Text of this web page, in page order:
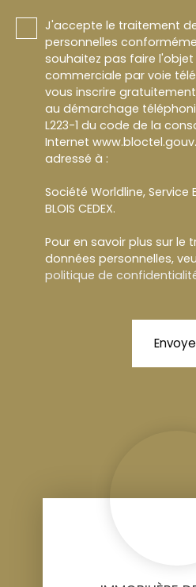
J'accepte le traitement
personnelles
souhaitez pas faire
commerciale par voie
vous inscrire
au démarchage
L223-1 du code de la
Internet
adressé à :
Société Worldline, Service
BLOIS CEDEX.
Pour en savoir plus sur le
données personnelles,
politique de